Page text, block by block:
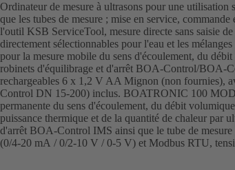
Ordinateur de mesure à ultrasons pour une utilisation
que les tubes de mesure ; mise en service,
l'outil KSB ServiceTool, mesure directe sans saisie
directement sélectionnables pour l'eau et les
pour la mesure mobile du sens d'écoulement, du
robinets d'équilibrage et d'arrêt BOA-Control/BOA-
rechargeables 6 x 1,2 V AA Mignon (non fournies),
Control DN 15-200) inclus. BOATRONIC 100 MOD
permanente du sens d'écoulement, du débit
puissance thermique et de la quantité de chaleur par
d'arrêt BOA-Control IMS ainsi que le tube de
(0/4-20 mA / 0/2-10 V / 0-5 V) et Modbus RTU,